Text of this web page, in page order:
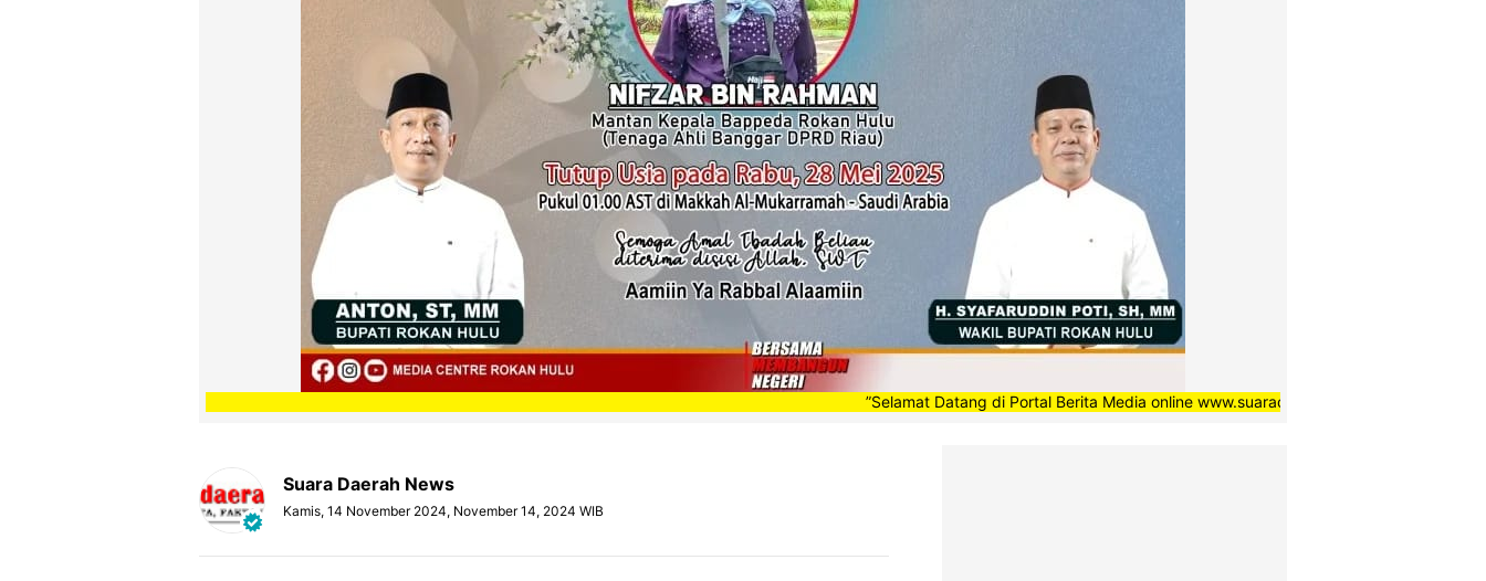
”Selamat Datang di Portal Berita Media online www.suaradaerahnews.com, semoga setiap
Suara Daerah News
Kamis, 14 November 2024, November 14, 2024 WIB